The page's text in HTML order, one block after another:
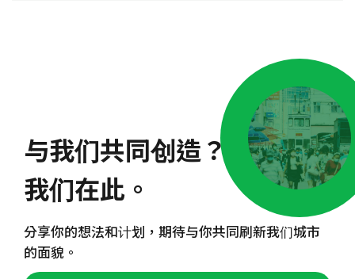
与我们共同创造？
我们在此。
分享你的想法和计划，期待与你共同刷新我们城市
的面貌。